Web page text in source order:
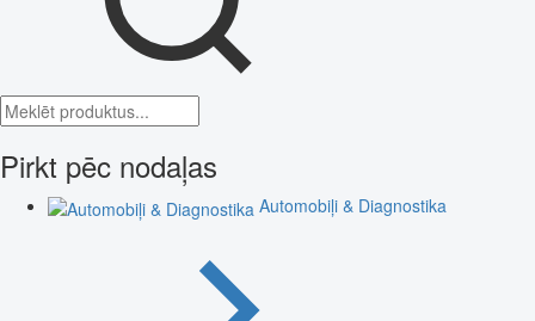
Pirkt pēc nodaļas
Automobiļi & Diagnostika